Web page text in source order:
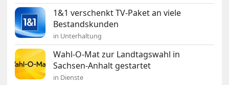
1&1 verschenkt TV-Paket an viele
Bestandskunden
in Unterhaltung
Wahl-O-Mat zur Landtagswahl in
Sachsen-Anhalt gestartet
in Dienste